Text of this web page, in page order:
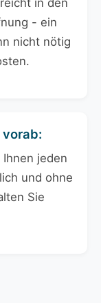
in den
- ein
nicht nötig
jeden
und ohne
Sie